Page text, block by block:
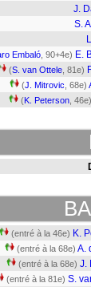
J.
S.
Embaló , 90+4e) E.
(S. van Ottele , 81e)
(J. Mitrovic , 68e)
(K. Peterson , 46e)
(entré à la 46e) K.
(entré à la 68e) A.
(entré à la 68e) J.
(entré à la 81e) S.